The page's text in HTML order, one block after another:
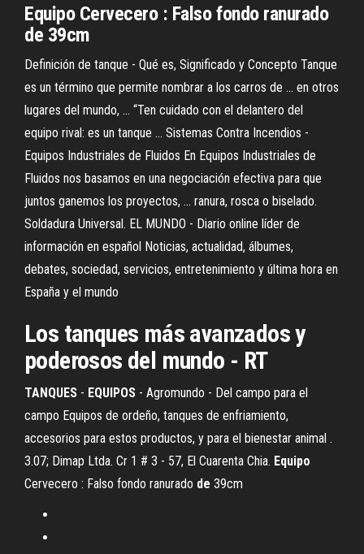
EquipoCervecero : Falso fondo ranurado
de 39cm
Definición de tanque - Qué es, Significado y Concepto Tanque
es un término que permite nombrar a los carros de ... en otros
lugares del mundo, ... “Ten cuidado con el delantero del
equipo rival: es un tanque ... Sistemas Contra Incendios -
Equipos Industriales de Fluidos En Equipos Industriales de
Fluidos nos basamos en una negociación efectiva para que
juntos ganemos los proyectos, ... ranura, rosca o biselado.
Soldadura Universal. EL MUNDO - Diario online líder de
información en español Noticias, actualidad, álbumes,
debates, sociedad, servicios, entretenimiento y última hora en
España y el mundo
Los tanques más avanzados y
poderosos del mundo - RT
TANQUES - EQUIPOS - Agromundo - Del campo para el
campo Equipos de ordeño, tanques de enfriamiento,
accesorios para estos productos, y para el bienestar animal .
3.07; Dimap Ltda. Cr 1 # 3 - 57, El Cuarenta Chia. Equipo
Cervecero : Falso fondo ranurado de 39cm